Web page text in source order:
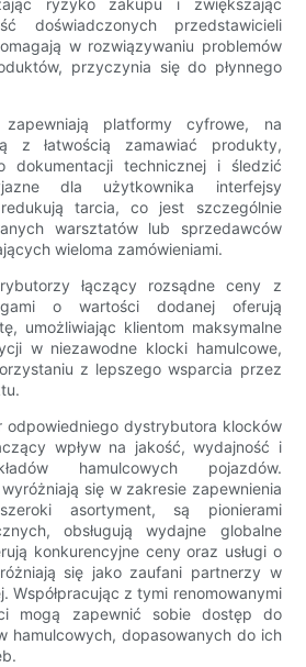
ryzyko zakupu i zwiększając
doświadczonych przedstawicieli
w rozwiązywaniu problemów
przyczynia się do płynnego
platformy cyfrowe, na
z łatwością zamawiać produkty,
dokumentacji technicznej i śledzić
dla użytkownika interfejsy
tarcia, co jest szczególnie
warsztatów lub sprzedawców
wieloma zamówieniami.
łączący rozsądne ceny z
o wartości dodanej oferują
umożliwiając klientom maksymalne
w niezawodne klocki hamulcowe,
z lepszego wsparcia przez
odpowiedniego dystrybutora klocków
wpływ na jakość, wydajność i
hamulcowych pojazdów.
się w zakresie zapewnienia
asortyment, są pionierami
obsługują wydajne globalne
konkurencyjne ceny oraz usługi o
się jako zaufani partnerzy w
Współpracując z tymi renomowanymi
mogą zapewnić sobie dostęp do
hamulcowych, dopasowanych do ich